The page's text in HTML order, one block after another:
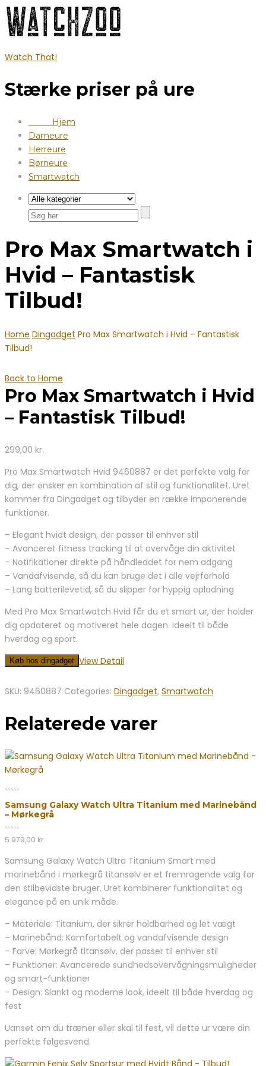
Watch That!
Stærke priser på ure
Hjem
Dameure
Herreure
Børneure
Smartwatch
Pro Max Smartwatch i
Hvid – Fantastisk
Tilbud!
Home Dingadget Pro Max Smartwatch i Hvid – Fantastisk
Tilbud!
Back to Home
Pro Max Smartwatch i Hvid
– Fantastisk Tilbud!
299,00 kr.
Pro Max Smartwatch Hvid 9460887 er det perfekte valg for
dig, der ønsker en kombination af stil og funktionalitet. Uret
kommer fra Dingadget og tilbyder en række imponerende
funktioner.
– Elegant hvidt design, der passer til enhver stil
– Avanceret fitness tracking til at overvåge din aktivitet
– Notifikationer direkte på håndleddet for nem adgang
– Vandafvisende, så du kan bruge det i alle vejrforhold
– Lang batterilevetid, så du slipper for hyppig opladning
Med Pro Max Smartwatch Hvid får du et smart ur, der holder
dig opdateret og motiveret hele dagen. Ideelt til både
hverdag og sport.
Køb hos dingadget View Detail
SKU: 9460887 Categories: Dingadget, Smartwatch
Relaterede varer
out
of
Samsung Galaxy Watch Ultra Titanium med Marinebånd
– Mørkegrå
0
out
5
5.979,00 kr.
Samsung Galaxy Watch Ultra Titanium Smart med
marinebånd i mørkegrå titansølv er et fremragende valg for
den stilbevidste bruger. Uret kombinerer funktionalitet og
elegance på en unik måde.
– Materiale: Titanium, der sikrer holdbarhed og let vægt
– Marinebånd: Komfortabelt og vandafvisende design
– Farve: Mørkegrå titansølv, der passer til enhver stil
– Funktioner: Avancerede sundhedsovervågningsmuligheder
og smart-funktioner
– Design: Slankt og moderne look, ideelt til både hverdag og
fest
Uanset om du træner eller skal til fest, vil dette ur være din
perfekte følgesvend.